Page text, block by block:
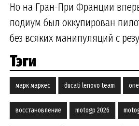
Но на Гран-При Франции
подиум был оккупирован
без всяких манипуляций с
Тэги
марк маркес ducati lenovo team
восстановление motogp 2026